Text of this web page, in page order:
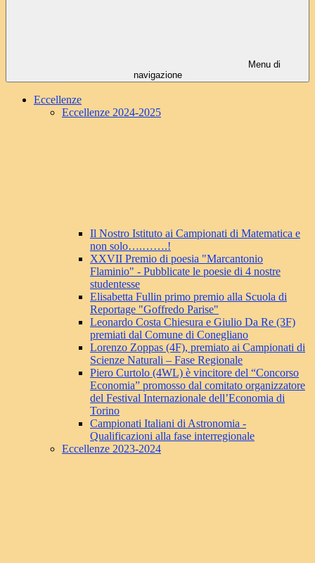
Menu di
navigazione
Eccellenze
Eccellenze 2024-2025
Il Nostro Istituto ai Campionati di Matematica e
non solo….…….!
XXVII Premio di poesia "Marcantonio
Flaminio" - Pubblicate le poesie di 4 nostre
studentesse
Elisabetta Fullin primo premio alla Scuola di
Reportage "Goffredo Parise"
Leonardo Costa Chiesura e Giulio Da Re (3F)
premiati dal Comune di Conegliano
Lorenzo Zoppas (4F), premiato ai Campionati di
Scienze Naturali – Fase Regionale
Piero Curtolo (4WL) è vincitore del “Concorso
Economia” promosso dal comitato organizzatore
del Festival Internazionale dell’Economia di
Torino
Campionati Italiani di Astronomia -
Qualificazioni alla fase interregionale
Eccellenze 2023-2024